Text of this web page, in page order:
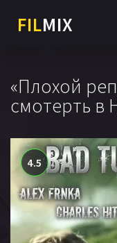
FILMIX
«Плохой
смотерть в
4.5